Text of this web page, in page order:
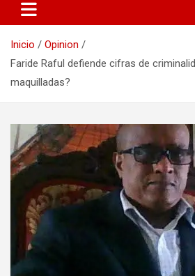
Inicio
Opinion
Faride Raful defiende cifras de
maquilladas?